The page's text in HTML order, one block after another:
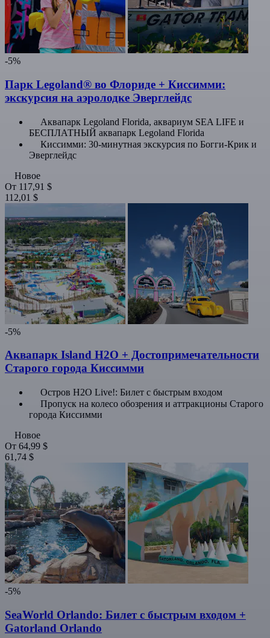
-5%
Парк Legoland® во Флориде + Киссимми:
экскурсия на аэролодке Эверглейдс
Аквапарк Legoland Florida, аквариум SEA LIFE и
БЕСПЛАТНЫЙ аквапарк Legoland Florida
Киссимми: 30-минутная экскурсия по Богги-Крик и
Эверглейдс
Новое
От 117,91 $
112,01 $
-5%
Аквапарк Island H2O + Достопримечательности
Старого города Киссимми
Остров H2O Live!: Билет с быстрым входом
Пропуск на колесо обозрения и аттракционы Старого
города Киссимми
Новое
От 64,99 $
61,74 $
-5%
SeaWorld Orlando: Билет с быстрым входом +
Gatorland Orlando